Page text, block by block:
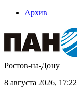
Архив
Ростов-на-Дону
8 августа 2026, 17:22